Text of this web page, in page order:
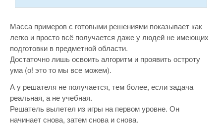
Масса примеров с готовыми решениями показывает как
легко и просто всё получается даже у людей не имеющих
подготовки в предметной области.
Достаточно лишь освоить алгоритм и проявить остроту
ума (о! это то мы все можем).
А у решателя не получается, тем более, если задача
реальная, а не учебная.
Решатель вылетел из игры на первом уровне. Он
начинает снова, затем снова и снова.